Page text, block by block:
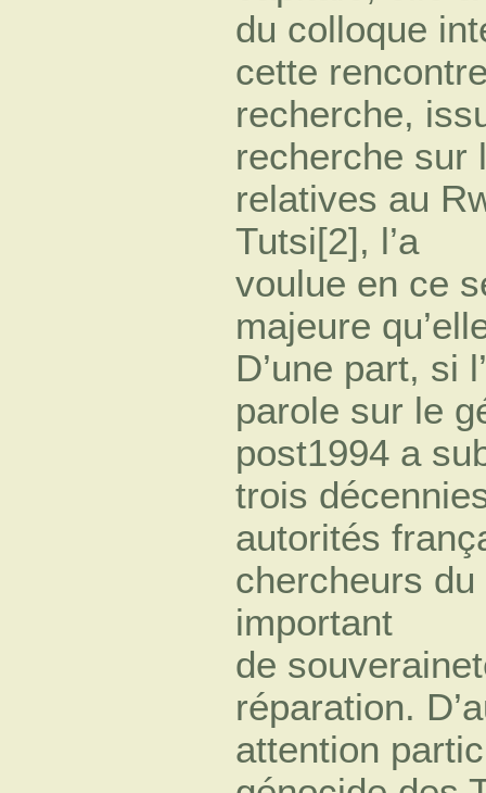
du colloque
cette
recherche,
recherche sur
relatives au
Tutsi[2], l’a
voulue en ce
majeure
D’une part, si
parole sur le
post1994 a
trois
autorités
chercheurs
important
de
réparation.
attention